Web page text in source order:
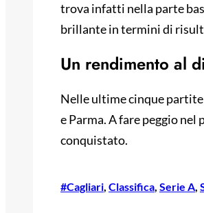
trova infatti nella parte
brillante in termini di
Un rendimento al
Nelle ultime cinque
e Parma. A fare peggio
conquistato.
#Cagliari, Classifica, Serie A,